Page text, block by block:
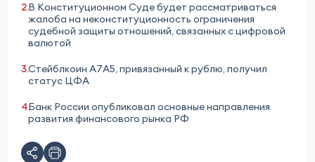
В Конституционном Суде будет рассматриваться
жалоба на неконституционность ограничения
судебной защиты отношений, связанных с цифровой
валютой
Стейблкоин А7А5, привязанный к рублю, получил
статус ЦФА
Банк России опубликовал основные направления
развития финансового рынка РФ